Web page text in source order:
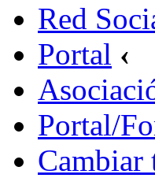
Red
Portal ‹
Portal/
Cambiar